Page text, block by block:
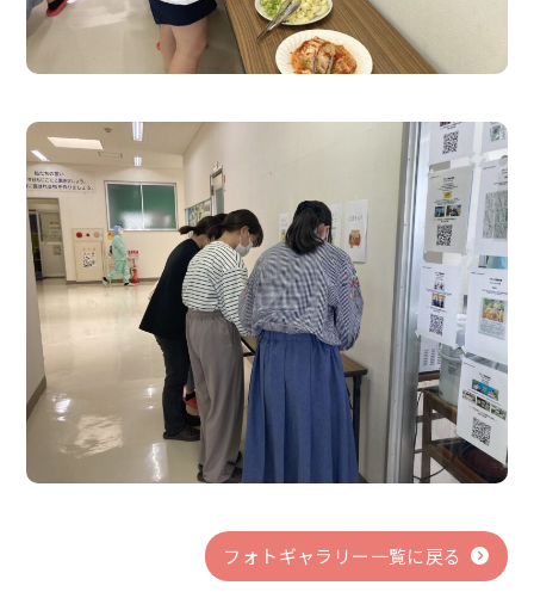
フォトギャラリー一覧に戻る